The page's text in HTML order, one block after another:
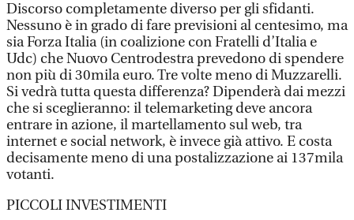
Discorso completamente diverso per gli sfidanti.
Nessuno è in grado di fare previsioni al centesimo, ma
sia Forza Italia (in coalizione con Fratelli d’Italia e
Udc) che Nuovo Centrodestra prevedono di spendere
non più di 30mila euro. Tre volte meno di Muzzarelli.
Si vedrà tutta questa differenza? Dipenderà dai mezzi
che si sceglieranno: il telemarketing deve ancora
entrare in azione, il martellamento sul web, tra
internet e social network, è invece già attivo. E costa
decisamente meno di una postalizzazione ai 137mila
votanti.
PICCOLI INVESTIMENTI